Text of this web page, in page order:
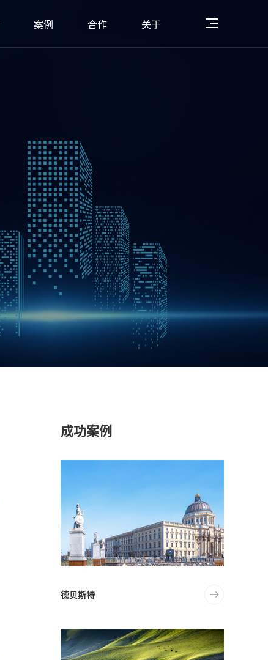
案例 合作 关于
成功案例
德贝斯特